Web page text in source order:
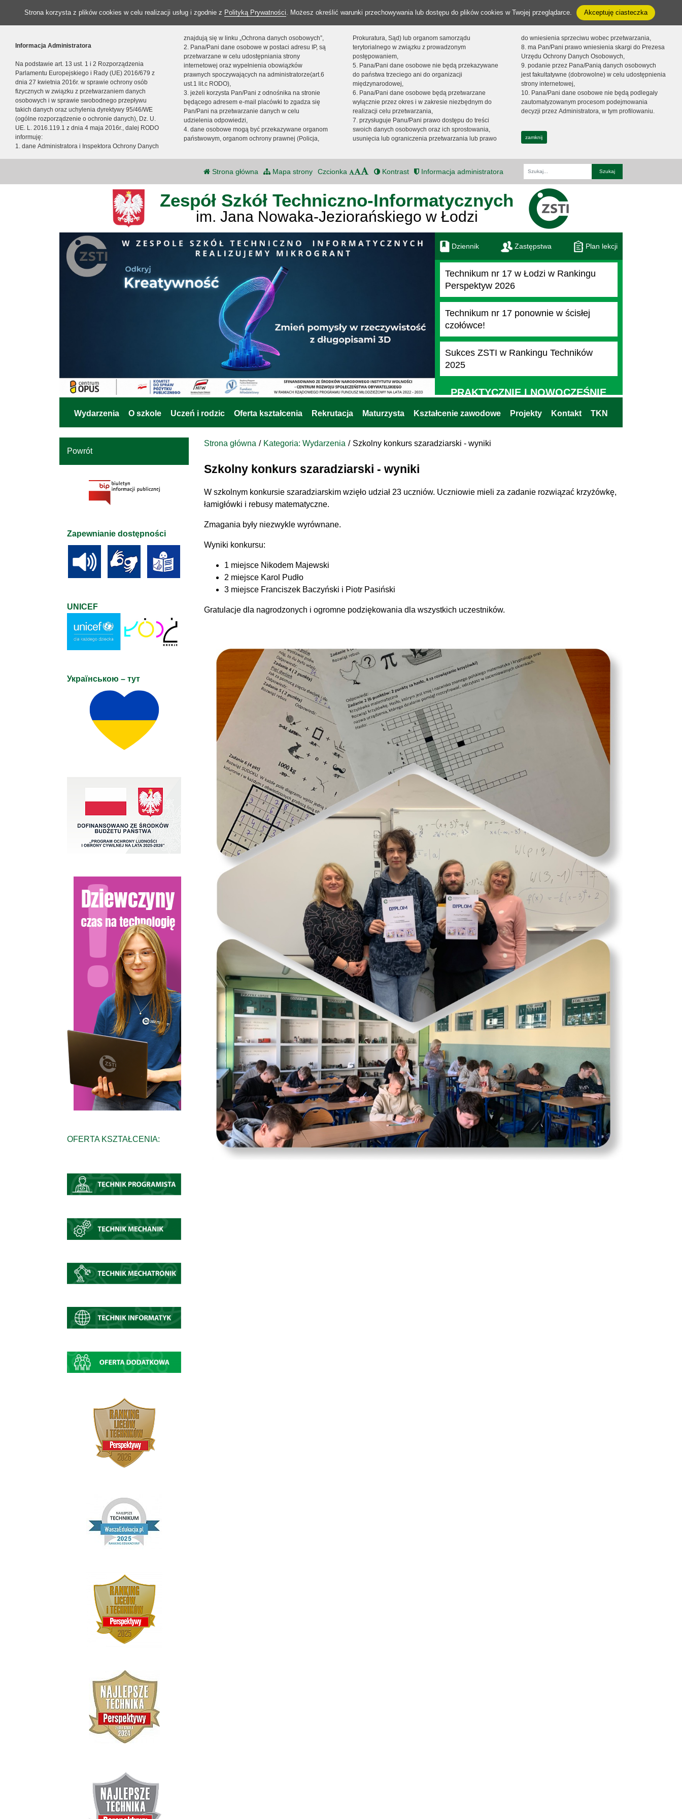
Strona korzysta z plików cookies w celu realizacji usług i zgodnie z Polityką Prywatności. Możesz określić warunki przechowywania lub dostępu do plików cookies w Twojej przeglądarce. Akceptuję ciasteczka
Informacja Administratora
Na podstawie art. 13 ust. 1 i 2 Rozporządzenia
Parlamentu Europejskiego i Rady (UE) 2016/679 z
dnia 27 kwietnia 2016r. w sprawie ochrony osób
fizycznych w związku z przetwarzaniem danych
osobowych i w sprawie swobodnego przepływu
takich danych oraz uchylenia dyrektywy 95/46/WE
(ogólne rozporządzenie o ochronie danych), Dz. U.
UE. L. 2016.119.1 z dnia 4 maja 2016r., dalej RODO
informuję:
1. dane Administratora i Inspektora Ochrony Danych
znajdują się w linku „Ochrona danych osobowych”,
2. Pana/Pani dane osobowe w postaci adresu IP, są
przetwarzane w celu udostępniania strony
internetowej oraz wypełnienia obowiązków
prawnych spoczywających na administratorze(art.6
ust.1 lit.c RODO),
3. jeżeli korzysta Pan/Pani z odnośnika na stronie
będącego adresem e-mail placówki to zgadza się
Pan/Pani na przetwarzanie danych w celu
udzielenia odpowiedzi,
4. dane osobowe mogą być przekazywane organom
państwowym, organom ochrony prawnej (Policja,
Prokuratura, Sąd) lub organom samorządu
terytorialnego w związku z prowadzonym
postępowaniem,
5. Pana/Pani dane osobowe nie będą przekazywane
do państwa trzeciego ani do organizacji
międzynarodowej,
6. Pana/Pani dane osobowe będą przetwarzane
wyłącznie przez okres i w zakresie niezbędnym do
realizacji celu przetwarzania,
7. przysługuje Panu/Pani prawo dostępu do treści
swoich danych osobowych oraz ich sprostowania,
usunięcia lub ograniczenia przetwarzania lub prawo
do wniesienia sprzeciwu wobec przetwarzania,
8. ma Pan/Pani prawo wniesienia skargi do Prezesa
Urzędu Ochrony Danych Osobowych,
9. podanie przez Pana/Panią danych osobowych
jest fakultatywne (dobrowolne) w celu udostępnienia
strony internetowej,
10. Pana/Pani dane osobowe nie będą podlegały
zautomatyzowanym procesom podejmowania
decyzji przez Administratora, w tym profilowaniu.
zamknij
Strona główna Mapa strony Czcionka Kontrast Informacja administratora
Fraza
Zespół Szkół Techniczno-Informatycznych
im. Jana Nowaka-Jeziorańskiego w Łodzi
Dziennik Zastępstwa Plan lekcji
Technikum nr 17 w Łodzi w Rankingu
Perspektyw 2026
Technikum nr 17 ponownie w ścisłej
czołówce!
Sukces ZSTI w Rankingu Techników
2025
PRAKTYCZNIE I NOWOCZEŚNIE
Wydarzenia O szkole Uczeń i rodzic Oferta kształcenia Rekrutacja Maturzysta Kształcenie zawodowe Projekty Kontakt TKN
Strona główna Kategoria: Wydarzenia Szkolny konkurs szaradziarski - wyniki
Szkolny konkurs szaradziarski - wyniki
W szkolnym konkursie szaradziarskim wzięło udział 23 uczniów. Uczniowie mieli za zadanie rozwiązać krzyżówkę,
łamigłówki i rebusy matematyczne.
Zmagania były niezwykle wyrównane.
Wyniki konkursu:
1 miejsce Nikodem Majewski
2 miejsce Karol Pudło
3 miejsce Franciszek Baczyński i Piotr Pasiński
Gratulacje dla nagrodzonych i ogromne podziękowania dla wszystkich uczestników.
Powrót
Zapewnianie dostępności
UNICEF
Українською – тут
OFERTA KSZTAŁCENIA: